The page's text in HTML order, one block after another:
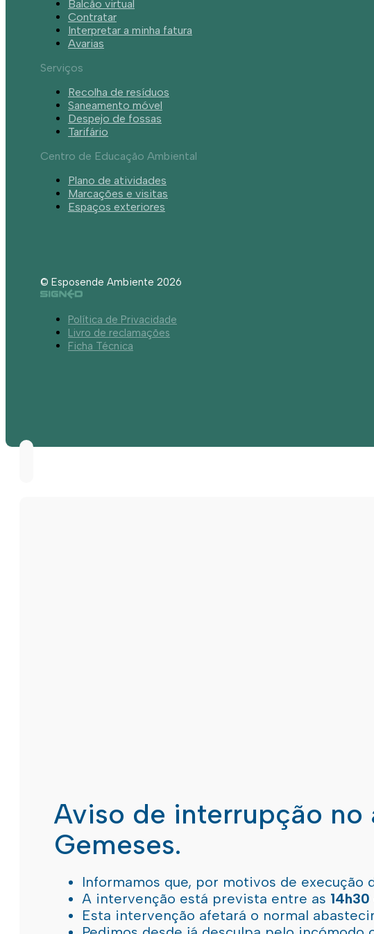
Balcão virtual
Contratar
Interpretar a minha fatura
Avarias
Serviços
Recolha de resíduos
Saneamento móvel
Despejo de fossas
Tarifário
Centro de Educação Ambiental
Plano de atividades
Marcações e visitas
Espaços exteriores
© Esposende Ambiente 2026
Política de Privacidade
Livro de reclamações
Ficha Técnica
Aviso de interrupção no
Gemeses.
Informamos que, por motivos de
A intervenção está prevista entre as 14h30
Esta intervenção afetará o normal